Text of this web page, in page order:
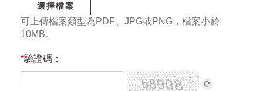
選擇檔案
可上傳檔案類型為PDF、JPG或PNG，檔案小於
10MB。
*驗證碼：